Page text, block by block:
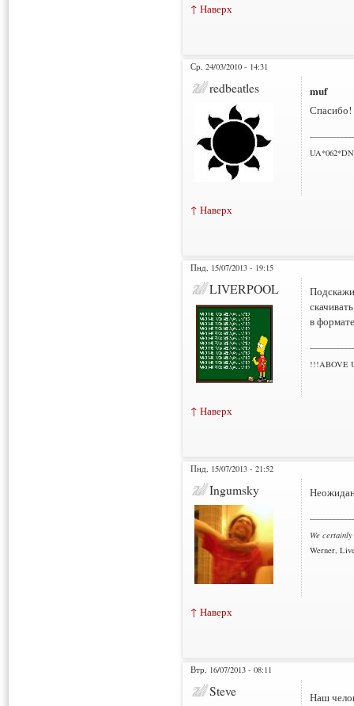
↑ Наверх
Ср, 24/03/2010 - 14:31
redbeatles muf
Спасибо!
UA*062*DN
↑ Наверх
Пнд, 15/07/2013 - 19:15
LIVERPOOL
в
!!!ABOVE
↑ Наверх
Пнд, 15/07/2013 - 21:52
Ingumsky
We
Werner,
↑ Наверх
Втр, 16/07/2013 - 08:11
Steve Наш